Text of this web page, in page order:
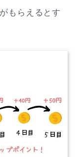
がもらえるとす